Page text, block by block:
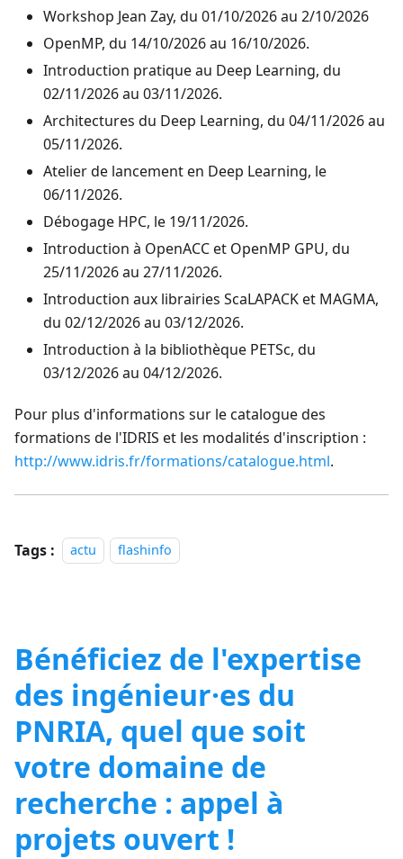
Workshop Jean Zay, du 01/10/2026 au 2/10/2026
OpenMP, du 14/10/2026 au 16/10/2026.
Introduction pratique au Deep Learning, du
02/11/2026 au 03/11/2026.
Architectures du Deep Learning, du 04/11/2026 au
05/11/2026.
Atelier de lancement en Deep Learning, le
06/11/2026.
Débogage HPC, le 19/11/2026.
Introduction à OpenACC et OpenMP GPU, du
25/11/2026 au 27/11/2026.
Introduction aux librairies ScaLAPACK et MAGMA,
du 02/12/2026 au 03/12/2026.
Introduction à la bibliothèque PETSc, du
03/12/2026 au 04/12/2026.
Pour plus d'informations sur le catalogue des
formations de l'IDRIS et les modalités d'inscription :
http://www.idris.fr/formations/catalogue.html.
Tags : actu flashinfo
Bénéficiez de l'expertise
des ingénieur·es du
PNRIA, quel que soit
votre domaine de
recherche : appel à
projets ouvert !